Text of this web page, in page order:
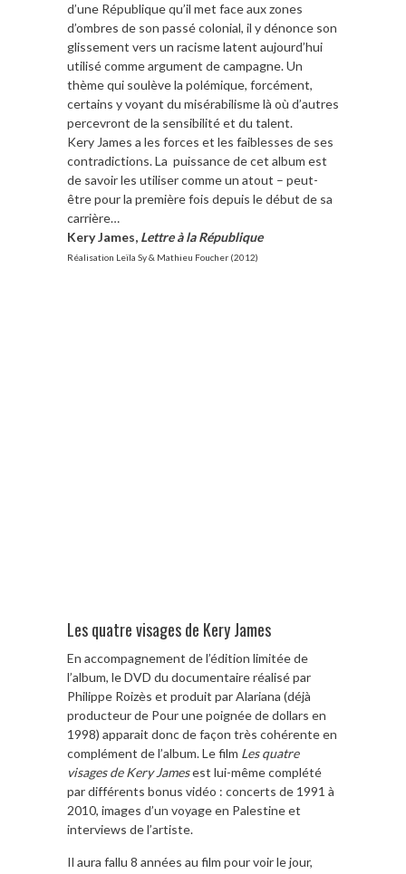
d’une République qu’il met face aux zones
d’ombres de son passé colonial, il y dénonce son
glissement vers un racisme latent aujourd’hui
utilisé comme argument de campagne. Un
thème qui soulève la polémique, forcément,
certains y voyant du misérabilisme là où d’autres
percevront de la sensibilité et du talent.
Kery James a les forces et les faiblesses de ses
contradictions. La puissance de cet album est
de savoir les utiliser comme un atout – peut-
être pour la première fois depuis le début de sa
carrière…
Kery James, Lettre à la République
Réalisation Leïla Sy & Mathieu Foucher (2012)
Les quatre visages de Kery James
En accompagnement de l’édition limitée de
l’album, le DVD du documentaire réalisé par
Philippe Roizès et produit par Alariana (déjà
producteur de Pour une poignée de dollars en
1998) apparait donc de façon très cohérente en
complément de l’album. Le film Les quatre
visages de Kery Jamesest lui-même complété
par différents bonus vidéo : concerts de 1991 à
2010, images d’un voyage en Palestine et
interviews de l’artiste.
Il aura fallu 8 années au film pour voir le jour,